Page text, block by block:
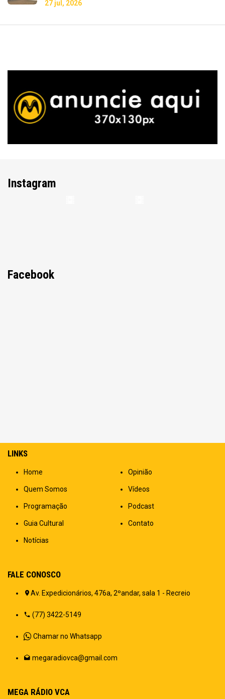
27 jul, 2026
Instagram
Facebook
LINKS
Home
Quem Somos
Programação
Guia Cultural
Notícias
Opinião
Vídeos
Podcast
Contato
FALE CONOSCO
Av. Expedicionários, 476a, 2ºandar, sala 1 - Recreio
(77) 3422-5149
Chamar no Whatsapp
megaradiovca@gmail.com
MEGA RÁDIO VCA